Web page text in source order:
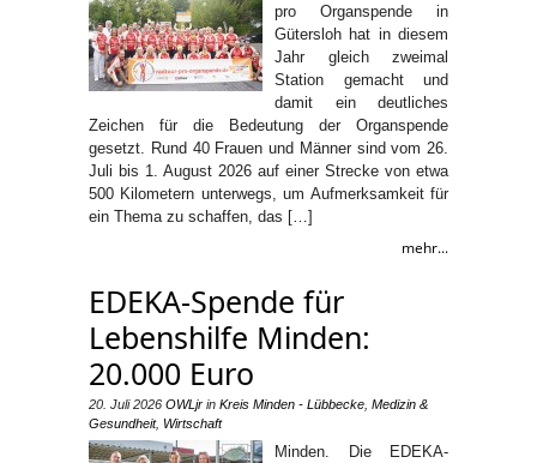
pro Organspende in
Gütersloh hat in diesem
Jahr gleich zweimal
Station gemacht und
damit ein deutliches
Zeichen für die Bedeutung der Organspende
gesetzt. Rund 40 Frauen und Männer sind vom 26.
Juli bis 1. August 2026 auf einer Strecke von etwa
500 Kilometern unterwegs, um Aufmerksamkeit für
ein Thema zu schaffen, das […]
mehr...
EDEKA-Spende für
Lebenshilfe Minden:
20.000 Euro
20. Juli 2026 OWLjr in Kreis Minden - Lübbecke Medizin &
Gesundheit, Wirtschaft
Minden. Die EDEKA-